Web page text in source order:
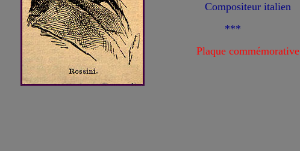
Compositeur italien
***
Plaque commémorative